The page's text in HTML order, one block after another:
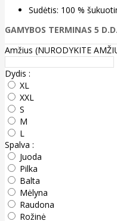
Sudėtis: 100 %
GAMYBOS TERMINAS 5 D.D.
Amžius (NURODYKITE
Dydis :
XL
XXL
S
M
L
Spalva :
Juoda
Pilka
Balta
Mėlyna
Raudona
Rožinė